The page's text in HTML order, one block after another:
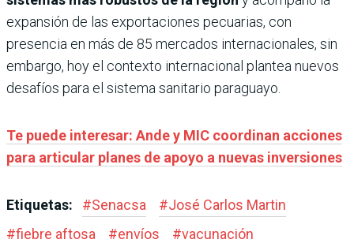
expansión de las exportaciones pecuarias, con
presencia en más de 85 mercados internacionales, sin
embargo, hoy el contexto internacional plantea nuevos
desafíos para el sistema sanitario paraguayo.
Te puede interesar: Ande y MIC coordinan acciones
para articular planes de apoyo a nuevas inversiones
Etiquetas: #Senacsa #José Carlos Martin
#fiebre aftosa #envíos #vacunación